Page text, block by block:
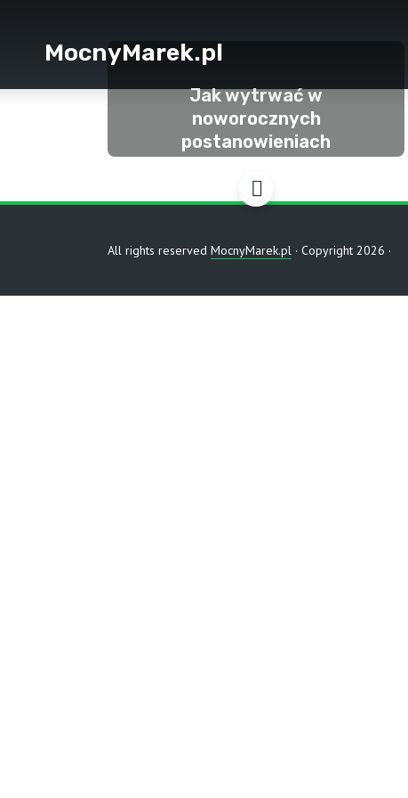
MocnyMarek.pl
Jak wytrwać w
noworocznych
postanowieniach
All rights reserved MocnyMarek.pl · Copyright 2026 ·